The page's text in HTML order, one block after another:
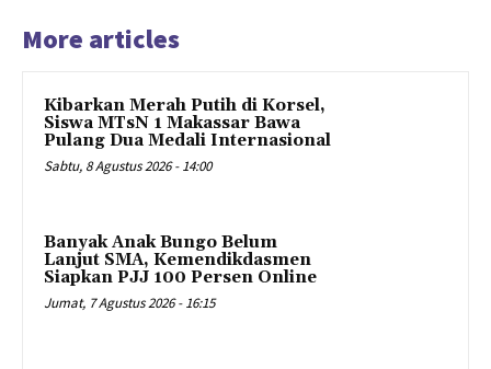
More articles
Kibarkan Merah Putih di Korsel,
Siswa MTsN 1 Makassar Bawa
Pulang Dua Medali Internasional
Sabtu, 8 Agustus 2026 - 14:00
Banyak Anak Bungo Belum
Lanjut SMA, Kemendikdasmen
Siapkan PJJ 100 Persen Online
Jumat, 7 Agustus 2026 - 16:15